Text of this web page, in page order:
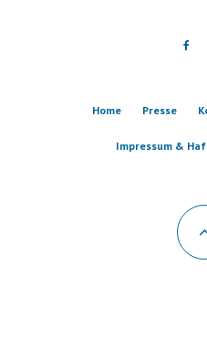
Home Presse
Impressum &